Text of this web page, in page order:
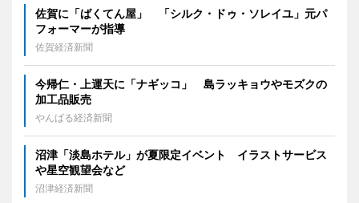
佐賀に「ばくてん屋」 「シルク・ドゥ・ソレイユ」元パ
フォーマーが指導
佐賀経済新聞
今帰仁・上運天に「ナギッコ」 島ラッキョウやモズクの
加工品販売
やんばる経済新聞
沼津「淡島ホテル」が夏限定イベント イラストサービス
や星空観望会など
沼津経済新聞